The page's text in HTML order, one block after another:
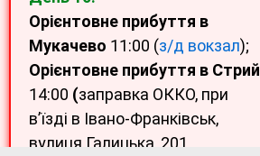
Орієнтовне прибуття в
Мукачево 11:00 (з/д вокзал);
Орієнтовне прибуття в Стрий
14:00 (заправка ОККО, при
в’їзді в Івано-Франківськ,
вулиця Галицька, 201,